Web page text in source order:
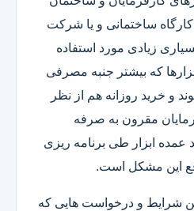
ساختمانی و یا شرکت
زیادی مورد استفاده
که بیشتر جنبه مصرفی
و خرید روزانه هم از نظر
مقرون به صرفه
عمده ابزار طی برنامه ریزی
این مشکل است.
این شرایط و درخواست هایی که